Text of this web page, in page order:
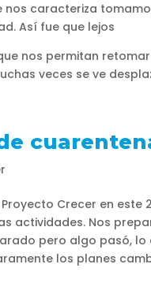
caracteriza
Así fue que lejos
nos permitan
veces se ve
Crecer en este
actividades. Nos
pero algo pasó,
los planes